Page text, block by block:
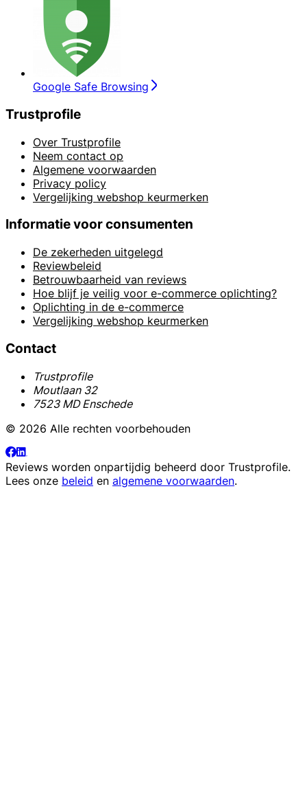
Google Safe Browsing
Trustprofile
Over Trustprofile
Neem contact op
Algemene voorwaarden
Privacy policy
Vergelijking webshop keurmerken
Informatie voor consumenten
De zekerheden uitgelegd
Reviewbeleid
Betrouwbaarheid van reviews
Hoe blijf je veilig voor e-commerce oplichting?
Oplichting in de e-commerce
Vergelijking webshop keurmerken
Contact
Trustprofile
Moutlaan 32
7523 MD Enschede
© 2026 Alle rechten voorbehouden
Reviews worden onpartijdig beheerd door Trustprofile.
Lees onze beleid en algemene voorwaarden.